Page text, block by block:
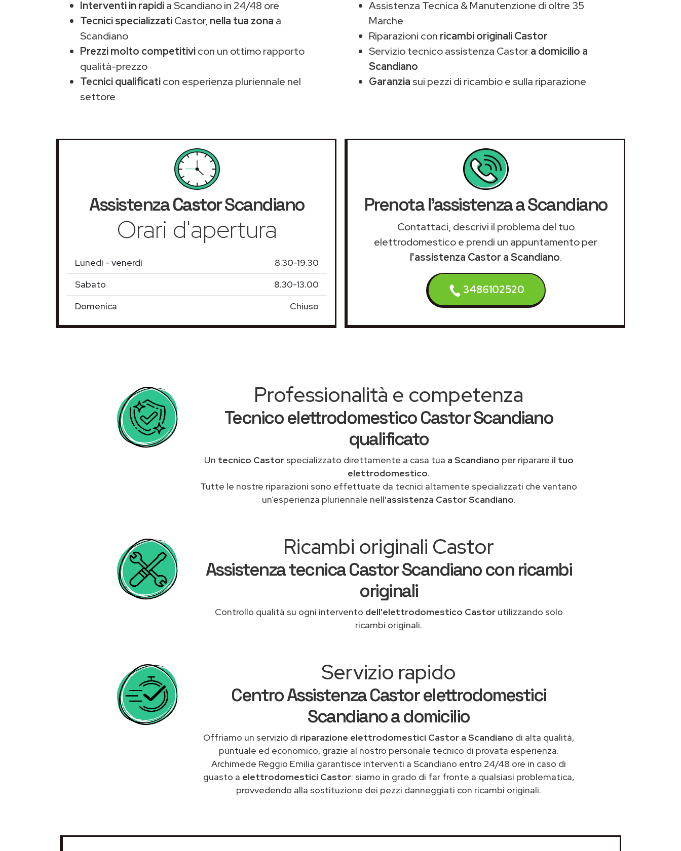
Interventi in rapidia Scandiano in 24/48 ore
Tecnici specializzatiCastor, nella tua zona a
Scandiano
Prezzi molto competitivicon un ottimo rapporto
qualità-prezzo
Tecnici qualificaticon esperienza pluriennale nel
settore
Assistenza Tecnica & Manutenzione di oltre 35
Marche
Riparazioni con ricambi originali Castor
Servizio tecnico assistenza Castora domicilio a
Scandiano
Garanzia sui pezzi di ricambio e sulla riparazione
AssistenzaCastorScandiano
Orari d'apertura
Lunedì - venerdì
8.30-19.30
Sabato
8.30-13.00
Domenica
Chiuso
Prenota l'assistenza a Scandiano
Contattaci, descrivi il problema del tuo
elettrodomestico e prendi un appuntamento per
l'assistenza Castor a Scandiano.
3486102520
Professionalità e competenza
Tecnico elettrodomestico Castor Scandiano
qualificato
Un tecnico Castorspecializzato direttamente a casa tua a Scandiano per riparare il tuo
elettrodomestico.
Tutte le nostre riparazioni sono effettuate da tecnici altamente specializzati che vantano
un’esperienza pluriennale nell'assistenza Castor Scandiano.
Ricambi originali Castor
Assistenza tecnica Castor Scandiano con ricambi
originali
Controllo qualità su ogni intervento dell'elettrodomestico Castorutilizzando solo
ricambi originali.
Servizio rapido
Centro Assistenza Castor elettrodomestici
Scandiano a domicilio
Offriamo un servizio di riparazione elettrodomestici Castor a Scandiano di alta qualità,
puntuale ed economico, grazie al nostro personale tecnico di provata esperienza.
Archimede Reggio Emilia garantisce interventi a Scandiano entro 24/48 ore in caso di
guasto a elettrodomestici Castor: siamo in grado di far fronte a qualsiasi problematica,
provvedendo alla sostituzione dei pezzi danneggiati con ricambi originali.